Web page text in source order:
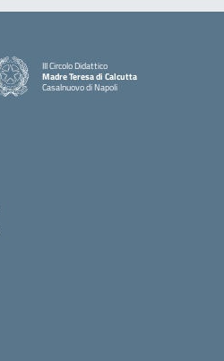
III Circolo Didattico
Madre Teresa di Calcutta
Casalnuovo di Napoli
— Visita la pagina iniziale della scuola